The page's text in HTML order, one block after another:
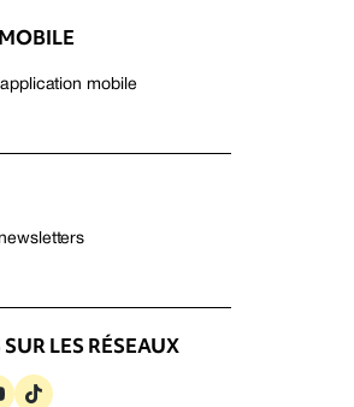
mobile
LES RÉSEAUX